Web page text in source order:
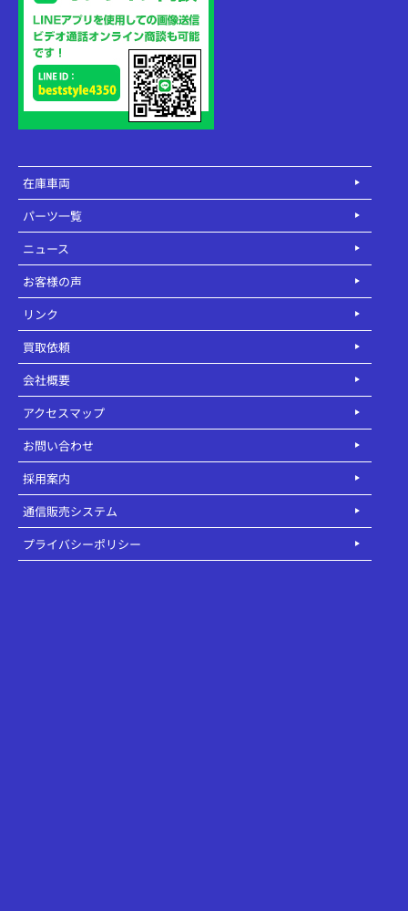
在庫車両
パーツ一覧
ニュース
お客様の声
リンク
買取依頼
会社概要
アクセスマップ
お問い合わせ
採用案内
通信販売システム
プライバシーポリシー